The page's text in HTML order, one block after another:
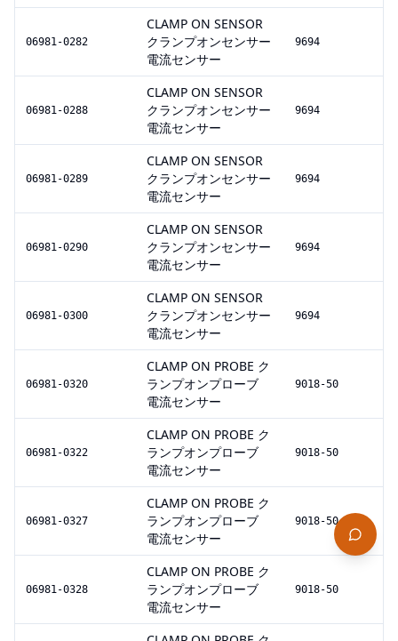
06981-0282
CLAMP ON SENSOR
クランプオンセンサー
電流センサー
9694
06981-0288
CLAMP ON SENSOR
クランプオンセンサー
電流センサー
9694
06981-0289
CLAMP ON SENSOR
クランプオンセンサー
電流センサー
9694
06981-0290
CLAMP ON SENSOR
クランプオンセンサー
電流センサー
9694
06981-0300
CLAMP ON SENSOR
クランプオンセンサー
電流センサー
9694
06981-0320
CLAMP ON PROBE ク
ランプオンプローブ
電流センサー
9018-50
06981-0322
CLAMP ON PROBE ク
ランプオンプローブ
電流センサー
9018-50
06981-0327
CLAMP ON PROBE ク
ランプオンプローブ
電流センサー
9018-50
06981-0328
CLAMP ON PROBE ク
ランプオンプローブ
電流センサー
9018-50